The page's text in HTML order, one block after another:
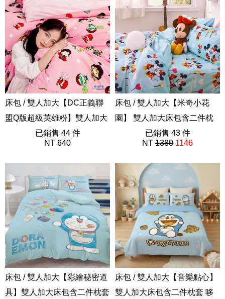
床包 / 雙人加大【DC正義聯
盟Q版超級英雄粉】雙人加大
床包含二件枕套已銷售 44 件
NT 640
床包 / 雙人加大【米奇小花
園】 雙人加大床包含二件枕
套 迪士尼
ABE201
已銷售 43 件
NT 1380 1146
床包 / 雙人加大【彩繪秘密道
具】雙人加大床包含二件枕套
床包 / 雙人加大【音樂點心】
雙人加大床包含二件枕套 哆